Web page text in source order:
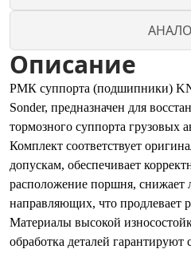
Описание
РМК суппорта (подшипники)
Sonder, предназначен для
тормозного суппорта грузовых
Комплект соответствует
допускам, обеспечивает
расположение поршня, снижает
направляющих, что продлевает
Материалы высокой
обработка деталей гарантируют